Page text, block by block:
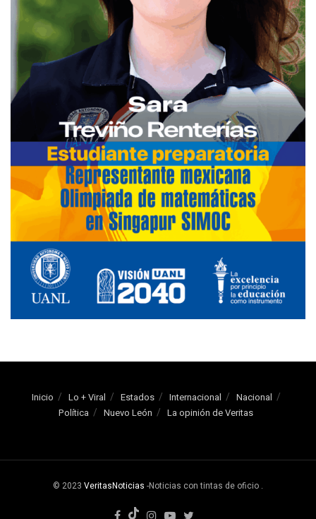
Inicio Lo + Viral Estados Internacional
Nacional
Política
Nuevo León La opinión de Veritas
© 2023 VeritasNoticias -Noticias con tintas de oficio .